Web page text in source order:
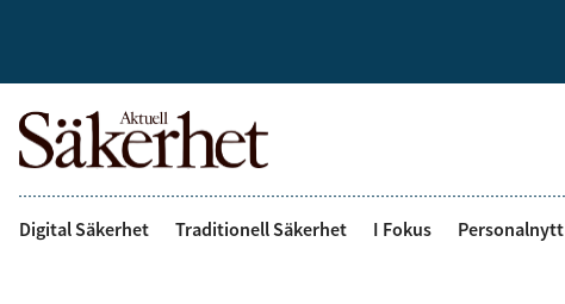
Digital Säkerhet Traditionell Säkerhet I Fokus Personalnytt